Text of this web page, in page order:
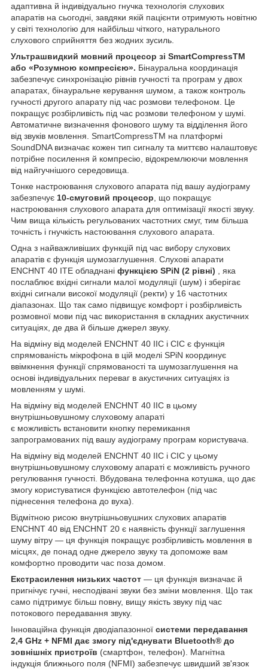
адаптивна й індивідуально гнучка технологія слухових
апаратів на сьогодні, завдяки якій пацієнти отримують новітню
у світі технологію для найбільш чіткого, натурального
слухового сприйняття без жодних зусиль.
Ультрашвидкий мовний процесор зі SmartCompressTM
або «Розумною компресією». Бінауральна координація
забезпечує синхронізацію рівнів гучності та програм у двох
апаратах, бінауральне керування шумом, а також контроль
гучності другого апарату під час розмови телефоном. Це
покращує розбірливість під час розмови телефоном у шумі.
Автоматичне визначення фонового шуму та відділення його
від звуків мовлення. SmartCompressTM на платформі
SoundDNA визначає кожен тип сигналу та миттєво налаштовує
потрібне посилення й компресію, відокремлюючи мовлення
від найгучнішого середовища.
Тонке настроювання слухового апарата під вашу аудіограму
забезпечує 10-смуговий процесор , що покращує
настроювання слухового апарата для оптимізації якості звуку.
Чим вища кількість регульованих частотних смуг, тим більша
точність і гнучкість настоювання слухового апарата.
Одна з найважливіших функцій під час вибору слухових
апаратів є функція шумозаглушення. Слухові апарати
ENCHNT 40 ITE обладнані функцією SPiN (2 рівні) , яка
послаблює вхідні сигнали малої модуляції (шум) і зберігає
вхідні сигнали високої модуляції (ректи) у 16 частотних
діапазонах. Що так само підвищує комфорт і розбірливість
розмовної мови під час використання в складних акустичних
ситуаціях, де два й більше джерел звуку.
На відміну від моделей ENCHNT 40 IIC і CIC є функція
спрямованість мікрофона в цій моделі SPiN координує
ввімкнення функції спрямованості та шумозаглушення на
основі індивідуальних переваг в акустичних ситуаціях із
мовленням у шумі.
На відміну від моделей ENCHNT 40 IIC в цьому
внутрішньовушному слуховому апараті
є можливість встановити кнопку перемикання
запрограмованих під вашу аудіограму програм користувача.
На відміну від моделей ENCHNT 40 IIC і CIC у цьому
внутрішньовушному слуховому апараті є можливість ручного
регулювання гучності. Вбудована телефонна котушка, що дає
змогу користуватися функцією автотелефон (під час
піднесення телефона до вуха).
Відмітною рисою внутрішньовушних слухових апаратів
ENCHNT 40 від ENCHNT 20 є наявність функції заглушення
шуму вітру — ця функція покращує розбірливість мовлення в
місцях, де понад одне джерело звуку та допоможе вам
комфортно проводити час поза домом.
Екстрасилення низьких частот — ця функція визначає й
пригнічує гучні, несподівані звуки без зміни мовлення. Що так
само підтримує більш повну, вищу якість звуку під час
потокового передавання звуку.
Інноваційна функція дводіапазонної системи передавання
2,4 GHz + NFMI дає змогу під'єднувати Bluetooth® до
зовнішніх пристроїв (смартфон, телефон). Магнітна
індукція ближнього поля (NFMI) забезпечує швидший зв'язок